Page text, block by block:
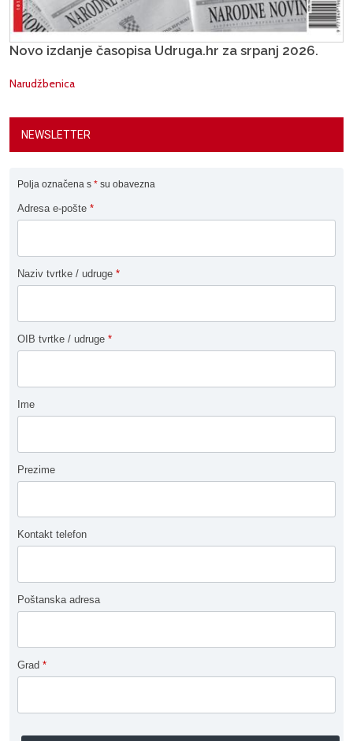
Novo izdanje časopisa Udruga.hr za srpanj 2026.
Narudžbenica
NEWSLETTER
Polja označena s * su obavezna
Adresa e-pošte *
Naziv tvrtke / udruge *
OIB tvrtke / udruge *
Ime
Prezime
Kontakt telefon
Poštanska adresa
Grad *